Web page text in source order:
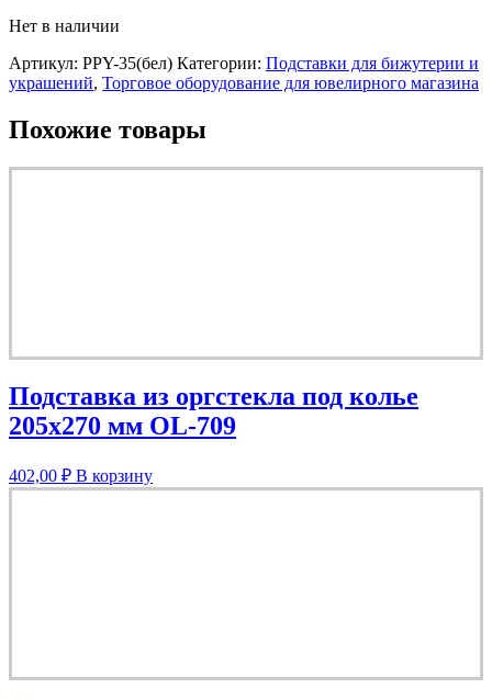
Нет в наличии
Артикул: PPY-35(бел) Категории: Подставки для бижутерии и
украшений, Торговое оборудование для ювелирного магазина
Похожие товары
Подставка из оргстекла под колье
205х270 мм OL-709
402,00 ₽ В корзину